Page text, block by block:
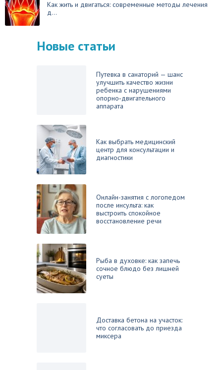
Как жить и двигаться: современные методы лечения
д...
Новые статьи
Путевка в санаторий — шанс
улучшить качество жизни
ребенка с нарушениями
опорно‑двигательного
аппарата
Как выбрать медицинский
центр для консультации и
диагностики
Онлайн-занятия с логопедом
после инсульта: как
выстроить спокойное
восстановление речи
Рыба в духовке: как запечь
сочное блюдо без лишней
суеты
Доставка бетона на участок:
что согласовать до приезда
миксера